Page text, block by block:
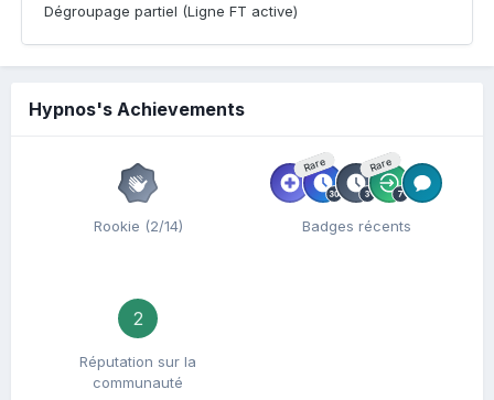
Dégroupage partiel (Ligne FT active)
Hypnos's Achievements
Rookie (2/14)
Rare Rare
Badges récents
2
Réputation sur la
communauté